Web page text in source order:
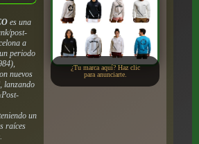
es una
post-
a
periodo
nuevos
lanzando
un
raíces
¿Tu marca aquí? Haz clic
para anunciarte.